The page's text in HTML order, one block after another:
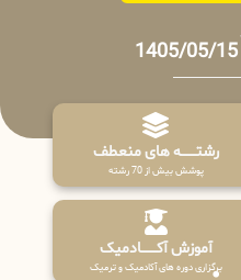
رشتـــــــه های منعطف
پوشش بیش از 70 رشته
آموزش آکـــــــادمیک
برگزاری دوره های آکادمیک و ترمیک